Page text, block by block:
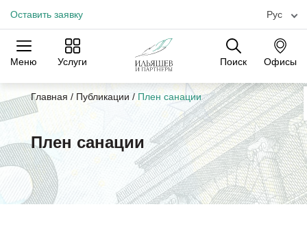
Оставить заявку Рус
Меню Услуги Поиск Офисы
Практики Отрасли
Офисы
Главная / Публикации / Плен санации
Плен санации